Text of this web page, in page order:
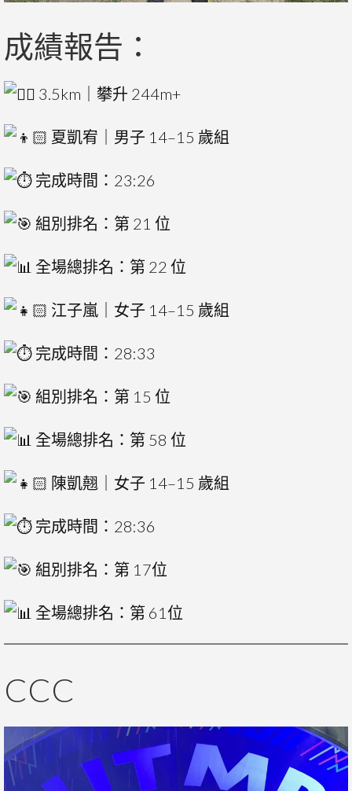
成績報告：
3.5km｜攀升 244m+
夏凱宥｜男子 14–15 歲組
完成時間：23:26
組別排名：第 21 位
全場總排名：第 22 位
江子嵐｜女子 14–15 歲組
完成時間：28:33
組別排名：第 15 位
全場總排名：第 58 位
陳凱翹｜女子 14–15 歲組
完成時間：28:36
組別排名：第 17位
全場總排名：第 61位
CCC